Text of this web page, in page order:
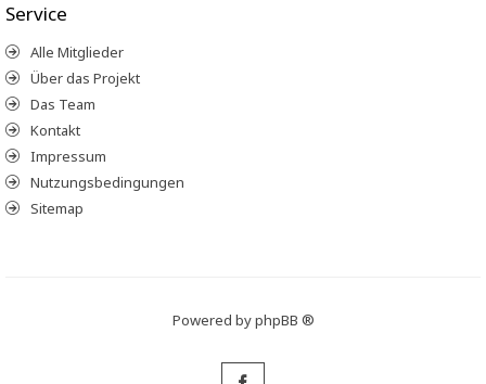
Service
Alle Mitglieder
Über das Projekt
Das Team
Kontakt
Impressum
Nutzungsbedingungen
Sitemap
Powered byphpBB ®